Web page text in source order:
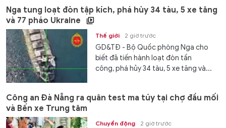
Nga tung loạt đòn tập kích, phá hủy 34 tàu, 5 xe tăng
và 77 pháo Ukraine
Thế giới 2 giờ trước
GD&TĐ - Bộ Quốc phòng Nga cho
biết đã tiến hành loạt đòn tấn
công, phá hủy 34 tàu, 5 xe tăng và...
Công an Đà Nẵng ra quân test ma túy tại chợ đầu mối
và Bến xe Trung tâm
Chuyển động 2 giờ trước